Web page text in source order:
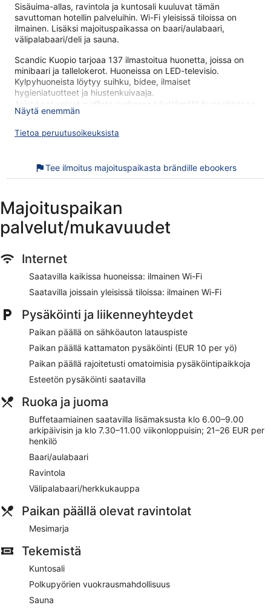
Sisäuima-allas, ravintola ja kuntosali kuuluvat tämän
savuttoman hotellin palveluihin. Wi-Fi yleisissä tiloissa on
ilmainen. Lisäksi majoituspaikassa on baari/aulabaari,
välipalabaari/deli ja sauna.
Scandic Kuopio tarjoaa 137 ilmastoitua huonetta, joissa on
minibaari ja tallelokerot. Huoneissa on LED-televisio.
Kylpyhuoneista löytyy suihku, bidee, ilmaiset
hygieniatuotteet ja hiustenkuivaaja.
Asiakkaat voivat surffata verkossa käyttämällä huonehintaan
sisältyvää langatonta internetyhteyttä. Liiketoimintaa
tukeviin palveluihin kuuluvat työpöydät ja puhelin. Siivous on
saatavilla päivittäin.
kuntosali.
Scandic Kuopio on saanut hyvää palautetta majoituspaikan
yleiskunnosta. Majoituspaikka sijaitsee vain lyhyen
yleisissä tiloissa, sisäuima-allas ja ravintola. Tämän
majoituspaikan tarjoamiin lemmikkipalveluihin kuuluu ruoka-
ja vesikulhot.
Jos skandinaavinen keittiö on sydäntäsi lähellä, sinun
kannattaa ottaa suunnaksesi Mesimarja
Buffetaamiainen saatavilla päivittäin lisämaksusta
Omatoiminen pysäköinti saatavilla maksusta
Voit käydä uimassa majoituspaikan sisäuima-altaassa
kuivapesula-/pesulapalvelut, concierge ja kiertoajelu- tai
lippupalvelu
Majoituspaikan alueella on tarjolla kuntosali, sauna ja
polkupyörien vuokrausmahdollisuus
Sijaitsee vain 4 minuutin kävelymatkan päässä kohteesta
Pyhän Nikolaoksen katedraali ja 5 minuutin
kävelymatkan päässä kohteesta Väinölänniemen
uimaranta
Majoituspaikkaan voi tuoda lemmikin lisämaksusta
(rajoituksia sovelletaan)
Saatavilla on lemmikkiystävällisiä palveluita, kuten ruoka-
Scandic Kuopio tarjoaa asiakkaidensa käyttöön sisäuima-
altaan, saunan ja kuntokeskuksen. Majoituspaikasta löytyy
ravintola ja välipalabaari/deli. Majoituspaikan baari/lounge
kutsuu nauttimaan drinkeistä. Yleisissä tiloissa on ilmainen
Näytä enemmän
Tietoa peruutusoikeuksista
Tee ilmoitus majoituspaikasta brändille ebookers
Majoituspaikan
palvelut/mukavuudet
Internet
Saatavilla kaikissa huoneissa: ilmainen Wi-Fi
Saatavilla joissain yleisissä tiloissa: ilmainen Wi-Fi
Pysäköinti ja liikenneyhteydet
Paikan päällä on sähköauton latauspiste
Paikan päällä kattamaton pysäköinti (EUR 10 per yö)
Paikan päällä rajoitetusti omatoimisia pysäköintipaikkoja
Esteetön pysäköinti saatavilla
Ruoka ja juoma
Buffetaamiainen saatavilla lisämaksusta klo 6.00–9.00
arkipäivisin ja klo 7.30–11.00 viikonloppuisin; 21–26 EUR per
henkilö
Baari/aulabaari
Ravintola
Välipalabaari/herkkukauppa
Paikan päällä olevat ravintolat
Mesimarja
Tekemistä
Kuntosali
Polkupyörien vuokrausmahdollisuus
Sauna